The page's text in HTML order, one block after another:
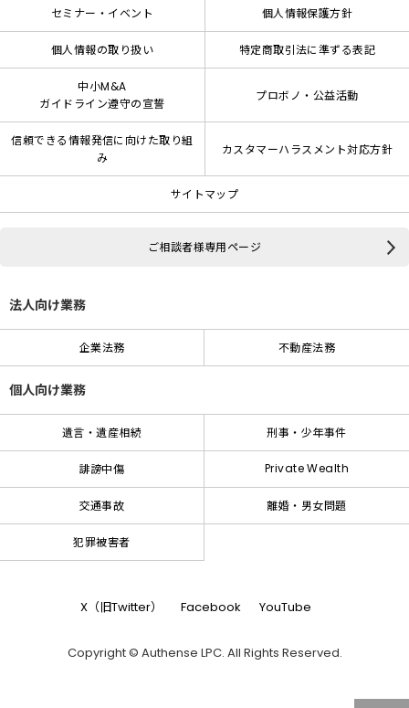
セミナー・イベント 個人情報保護方針
個人情報の取り扱い 特定商取引法に準ずる表記
中小M&A
ガイドライン遵守の宣誓
プロボノ・公益活動
信頼できる情報発信に向けた取り組
み
カスタマーハラスメント対応方針
サイトマップ
ご相談者様専用ページ
法人向け業務
企業法務 不動産法務
個人向け業務
遺言・遺産相続 刑事・少年事件
誹謗中傷 Private Wealth
交通事故 離婚・男女問題
犯罪被害者
X（旧Twitter） Facebook YouTube
Copyright © Authense LPC. All Rights Reserved.